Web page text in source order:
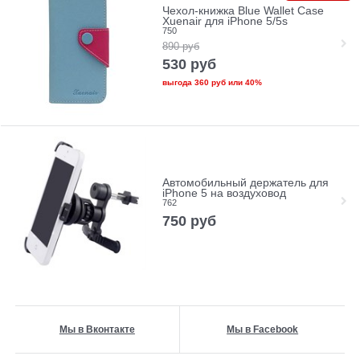
Чехол-книжка Blue Wallet Case
Xuenair для iPhone 5/5s
750
890 руб
530 руб
выгода 360 рубили 40%
Автомобильный держатель для
iPhone 5 на воздуховод
762
750 руб
Мы в Вконтакте Мы в Facebook